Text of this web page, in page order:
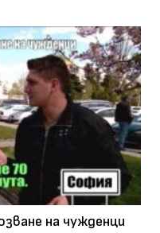
на чужденци